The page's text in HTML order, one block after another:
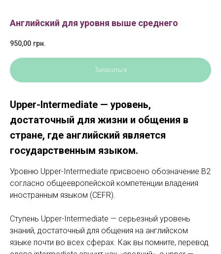
Английский для уровня выше среднего
950,00 грн.
Записаться
Upper-Intermediate — уровень,
достаточный для жизни и общения в
стране, где английский является
государственным языком.
Уровню Upper-Intermediate присвоено обозначение B2
согласно общеевропейской компетенции владения
иностранным языком (CEFR).
Ступень Upper-Intermediate — серьезный уровень
знаний, достаточный для общения на английском
языке почти во всех сферах. Как вы помните, перевод